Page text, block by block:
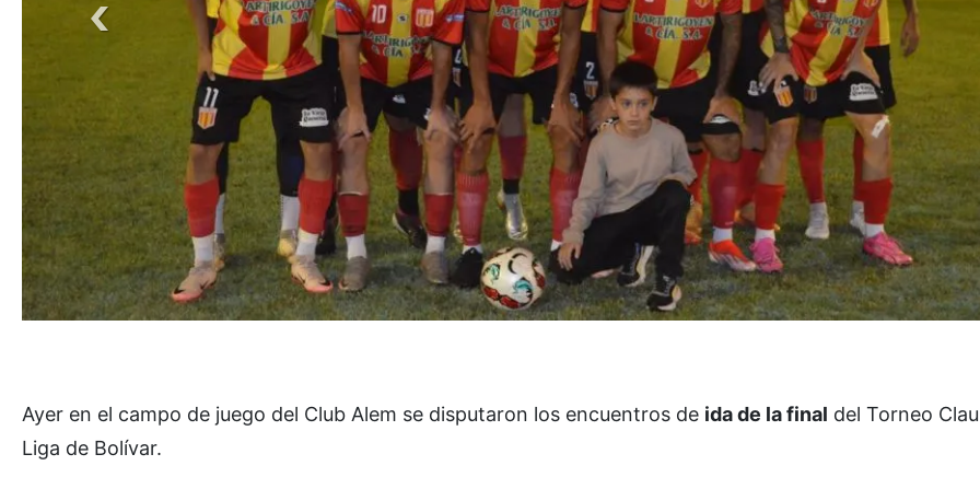
Ayer en el campo de juego del Club Alem se disputaron los encuentros de ida de la final del Torneo
Liga de Bolívar.